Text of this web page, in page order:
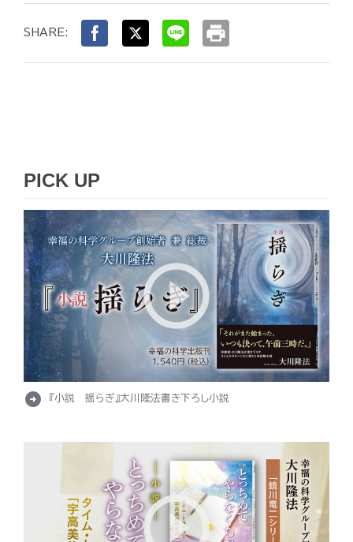
SHARE: print
PICK UP
arrow_circle_right 『小説 揺らぎ』大川隆法書き下ろし小説